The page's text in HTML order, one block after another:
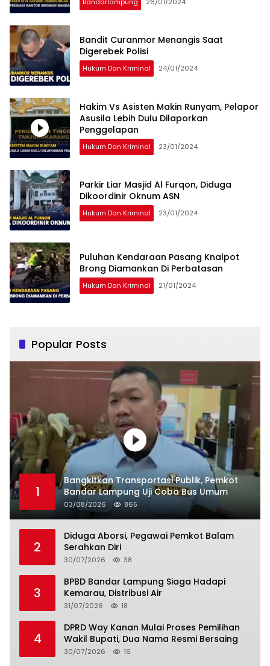
Bandit Curanmor Menangis Saat
Digerebek Polisi
Hukum Dan Kriminal 24/01/2024
Hakim Vs Asisten Makin Runyam, Pelapor
Asusila Lebih Dulu Dilaporkan
Penggelapan
Hukum Dan Kriminal 23/01/2024
Parkir Liar Masjid Al Furqon, Diduga
Dikoordinir Oknum ASN
Hukum Dan Kriminal 23/01/2024
Puluhan Kendaraan Pasang Knalpot
Brong Diamankan Di Perbatasan
Hukum Dan Kriminal 21/01/2024
Popular Posts
1
Bangkitkan Transportasi Publik, Pemkot
Bandar Lampung Uji Coba Bus Umum
03/08/2026 865
2
Diduga Aborsi, Pegawai Pemkot Balam
Serahkan Diri
30/07/2026 38
3
BPBD Bandar Lampung Siaga Hadapi
Kemarau, Distribusi Air
31/07/2026 18
4
DPRD Way Kanan Mulai Proses Pemilihan
Wakil Bupati, Dua Nama Resmi Bersaing
30/07/2026 16